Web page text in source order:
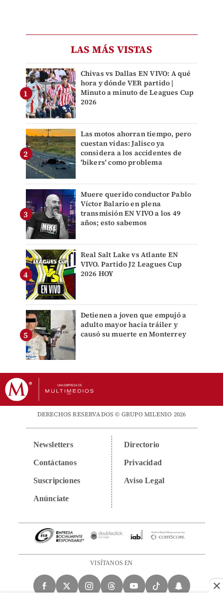
LAS MÁS VISTAS
Chivas vs Dallas EN VIVO: A qué
hora y dónde VER partido |
Minuto a minuto de Leagues Cup
2026
Las motos ahorran tiempo, pero
cuestan vidas: Jalisco ya
considera a los accidentes de
'bikers' como problema
Muere querido conductor Pablo
Víctor Balario en plena
transmisión EN VIVO a los 49
años; esto sabemos
Real Salt Lake vs Atlante EN
VIVO. Partido J2 Leagues Cup
2026 HOY
Detienen a joven que empujó a
adulto mayor hacia tráiler y
causó su muerte en Monterrey
DERECHOS RESERVADOS © GRUPO MILENIO 2026
Newsletters
Contáctanos
Suscripciones
Anúnciate
Directorio
Privacidad
Aviso Legal
VISÍTANOS EN